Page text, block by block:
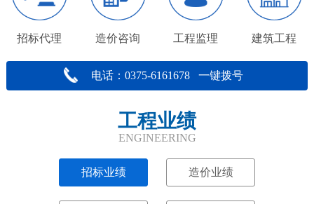
招标代理 造价咨询 工程监理 建筑工程
电话：0375-6161678 一键拨号
工程业绩
ENGINEERING
招标业绩 造价业绩